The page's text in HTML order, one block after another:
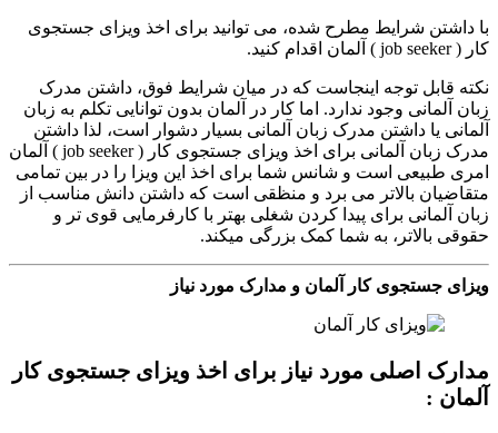
با داشتن شرایط مطرح شده، می توانید برای اخذ ویزای جستجوی
کار ( job seeker ) آلمان اقدام کنید.
نکته قابل توجه اینجاست که در میان شرایط فوق، داشتن مدرک
زبان آلمانی وجود ندارد. اما کار در آلمان بدون توانایی تکلم به زبان
آلمانی یا داشتن مدرک زبان آلمانی بسیار دشوار است، لذا داشتن
مدرک زبان آلمانی برای اخذ ویزای جستجوی کار ( job seeker ) آلمان
امری طبیعی است و شانس شما برای اخذ این ویزا را در بین تمامی
متقاضیان بالاتر می برد و منظقی است که داشتن دانش مناسب از
زبان آلمانی برای پیدا کردن شغلی بهتر با کارفرمایی قوی تر و
حقوقی بالاتر، به شما کمک بزرگی میکند.
ویزای جستجوی کار آلمان و مدارک مورد نیاز
مدارک اصلی مورد نیاز برای اخذ ویزای جستجوی کار
آلمان :